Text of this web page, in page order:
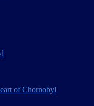
of Chornobyl